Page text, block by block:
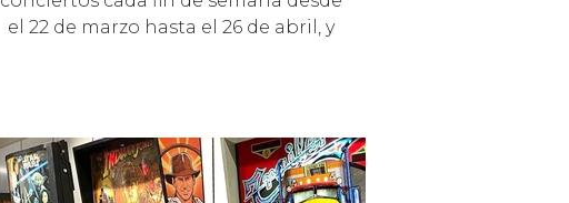
el 22 de marzo hasta el 26 de abril, y